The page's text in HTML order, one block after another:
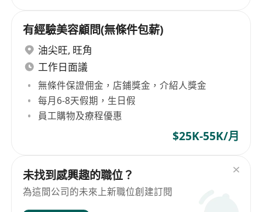
有經驗美容顧問(無條件包薪)
油尖旺, 旺角
工作日面議
無條件保證佣金，店鋪獎金，介紹人獎金
每月6-8天假期，生日假
員工購物及療程優惠
$25K-55K/月
未找到感興趣的職位？
為這間公司的未來上新職位創建訂閱